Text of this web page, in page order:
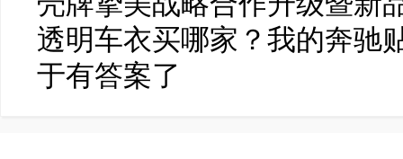
透明车衣买哪家？我的奔驰
于有答案了